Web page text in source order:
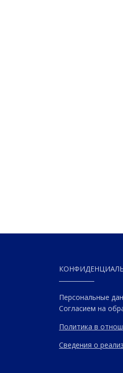
Персональные
Согласием на
Политика в
Сведения о